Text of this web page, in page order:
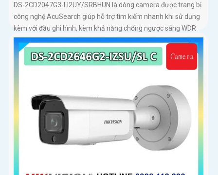
DS-2CD2047G3-LI2UY/SRBHUN là dòng camera được trang bị
công nghệ AcuSearch giúp hỗ trợ tìm kiếm nhanh khi sử dụng
kèm với đầu ghi hình, kèm khả năng chống ngược sáng WDR
130dB, trang bị micro kép và loa hỗ trợ đàm thoại 2 chiều, ống
kính 4